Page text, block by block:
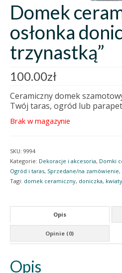
Domek
osłonka
trzynastką”
100.00zł
Ceramiczny domek
Twój taras, ogród lub
Brak w magazynie
SKU: 9994
Kategorie: Dekoracje i akcesoria, Domki
Ogród i taras, Sprzedane/na zamówienie,
Tagi: domek ceramiczny, doniczka, kwiaty
Opis
Opinie (0)
Opis